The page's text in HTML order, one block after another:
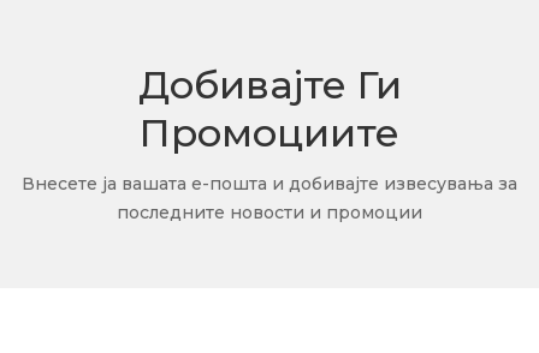
Добивајте Ги
Промоциите
Внесете ја вашата е-пошта и добивајте извесувања за
последните новости и промоции